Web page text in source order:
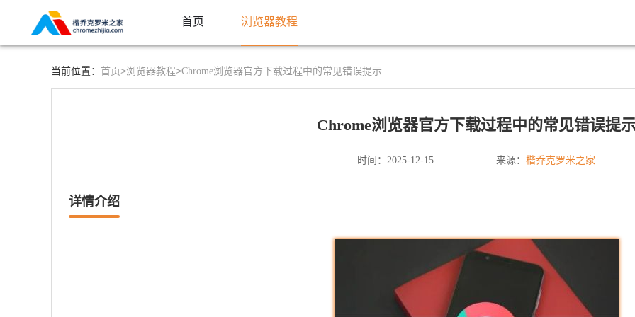
首页 浏览器教程
当前位置： 首页>浏览器教程>Chrome浏览器官方下载过程中的常见错误提示
Chrome浏览器官方下载过程中的常见错误提
时间：2025-12-15 来源： 楷乔克罗米之家
详情介绍